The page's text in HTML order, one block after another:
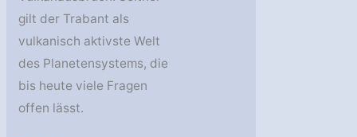
gilt der Trabant als
vulkanisch aktivste Welt
des Planetensystems, die
bis heute viele Fragen
offen lässt.